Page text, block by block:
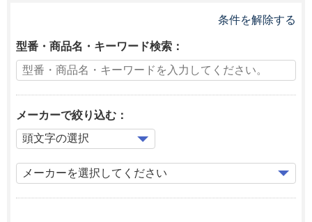
条件を解除する
型番・商品名・キーワード検索：
メーカーで絞り込む：